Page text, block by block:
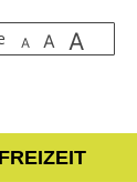
A A A